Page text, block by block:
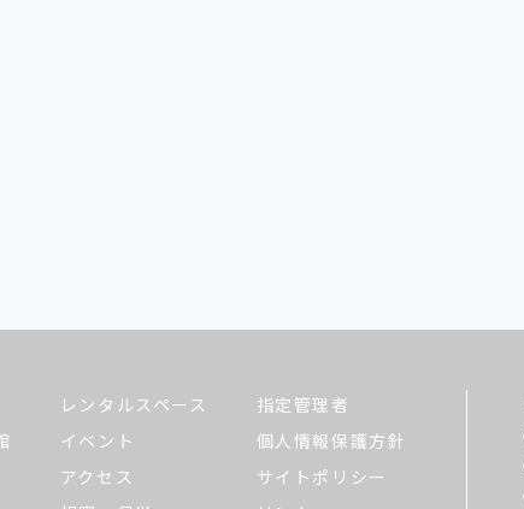
レンタルスペース
イベント
アクセス
指定管理者
個人情報保護方針
サイトポリシー